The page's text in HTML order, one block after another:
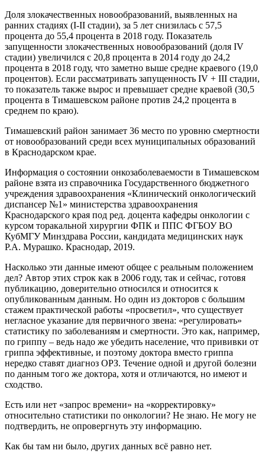
Доля злокачественных новообразований, выявленных на
ранних стадиях (I-II стадии), за 5 лет снизилась с 57,5
процента до 55,4 процента в 2018 году. Показатель
запущенности злокачественных новообразований (доля IV
стадии) увеличился с 20,8 процента в 2014 году до 24,2
процента в 2018 году, что заметно выше средне краевого (19,0
процентов). Если рассматривать запущенность IV + III стадии,
то показатель также вырос и превышает средне краевой (30,5
процента в Тимашевском районе против 24,2 процента в
среднем по краю).
Тимашевский район занимает 36 место по уровню смертности
от новообразований среди всех муниципальных образований
в Краснодарском крае.
Информация о состоянии онкозаболеваемости в Тимашевском
районе взята из справочника Государственного бюджетного
учреждения здравоохранения «Клинический онкологический
диспансер №1» министерства здравоохранения
Краснодарского края под ред. доцента кафедры онкологии с
курсом торакальной хирургии ФПК и ППС ФГБОУ ВО
КубМГУ Минздрава России, кандидата медицинских наук
Р.А. Мурашко. Краснодар, 2019.
Насколько эти данные имеют общее с реальным положением
дел? Автор этих строк как в 2006 году, так и сейчас, готовя
публикацию, доверительно относился и относится к
опубликованным данным. Но один из докторов с большим
стажем практической работы «просветил», что существует
негласное указание для первичного звена: «регулировать»
статистику по заболеваниям и смертности. Это как, например,
по гриппу – ведь надо же убедить население, что прививки от
гриппа эффективные, и поэтому доктора вместо гриппа
нередко ставят диагноз ОРЗ. Течение одной и другой болезни
по данным того же доктора, хотя и отличаются, но имеют и
сходство.
Есть или нет «запрос времени» на «корректировку»
относительно статистики по онкологии? Не знаю. Не могу не
подтвердить, не опровергнуть эту информацию.
Как бы там ни было, других данных всё равно нет.